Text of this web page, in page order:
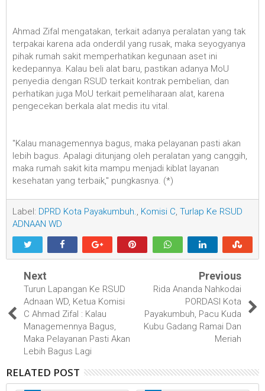
Ahmad Zifal mengatakan, terkait adanya peralatan yang tak
terpakai karena ada onderdil yang rusak, maka seyogyanya
pihak rumah sakit memperhatikan kegunaan aset ini
kedepannya. Kalau beli alat baru, pastikan adanya MoU
penyedia dengan RSUD terkait kontrak pembelian, dan
perhatikan juga MoU terkait pemeliharaan alat, karena
pengecekan berkala alat medis itu vital.
"Kalau managemennya bagus, maka pelayanan pasti akan
lebih bagus. Apalagi ditunjang oleh peralatan yang canggih,
maka rumah sakit kita mampu menjadi kiblat layanan
kesehatan yang terbaik," pungkasnya. (*)
Label: DPRD Kota Payakumbuh., Komisi C, Turlap Ke RSUD
ADNAAN WD
Next
Turun Lapangan Ke RSUD
Adnaan WD, Ketua Komisi
C Ahmad Zifal : Kalau
Managemennya Bagus,
Maka Pelayanan Pasti Akan
Lebih Bagus Lagi
Previous
Rida Ananda Nahkodai
PORDASI Kota
Payakumbuh, Pacu Kuda
Kubu Gadang Ramai Dan
Meriah
RELATED POST